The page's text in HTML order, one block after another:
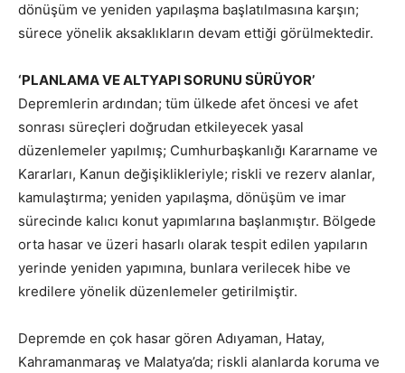
dönüşüm ve yeniden yapılaşma başlatılmasına karşın;
sürece yönelik aksaklıkların devam ettiği görülmektedir.
‘PLANLAMA VE ALTYAPI SORUNU SÜRÜYOR’
Depremlerin ardından; tüm ülkede afet öncesi ve afet
sonrası süreçleri doğrudan etkileyecek yasal
düzenlemeler yapılmış; Cumhurbaşkanlığı Kararname ve
Kararları, Kanun değişiklikleriyle; riskli ve rezerv alanlar,
kamulaştırma; yeniden yapılaşma, dönüşüm ve imar
sürecinde kalıcı konut yapımlarına başlanmıştır. Bölgede
orta hasar ve üzeri hasarlı olarak tespit edilen yapıların
yerinde yeniden yapımına, bunlara verilecek hibe ve
kredilere yönelik düzenlemeler getirilmiştir.
Depremde en çok hasar gören Adıyaman, Hatay,
Kahramanmaraş ve Malatya’da; riskli alanlarda koruma ve